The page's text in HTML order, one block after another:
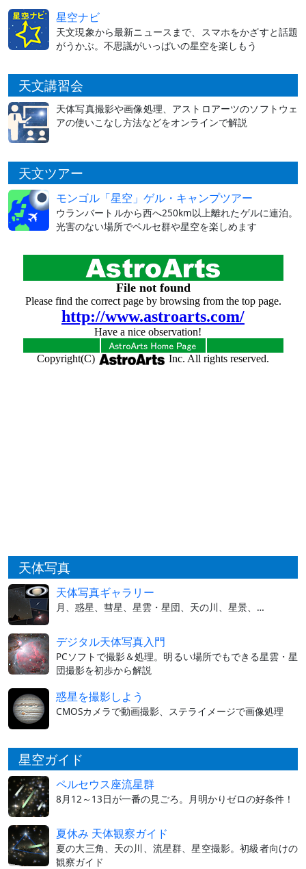
星空ナビ
天文現象から最新ニュースまで、スマホをかざすと話題
がうかぶ。不思議がいっぱいの星空を楽しもう
天文講習会
天体写真撮影や画像処理、アストロアーツのソフトウェ
アの使いこなし方法などをオンラインで解説
天文ツアー
モンゴル「星空」ゲル・キャンプツアー
ウランバートルから西へ250km以上離れたゲルに連泊。
光害のない場所でペルセ群や星空を楽しめます
天体写真
天体写真ギャラリー
月、惑星、彗星、星雲・星団、天の川、星景、…
デジタル天体写真入門
PCソフトで撮影＆処理。明るい場所でもできる星雲・星
団撮影を初歩から解説
惑星を撮影しよう
CMOSカメラで動画撮影、ステライメージで画像処理
星空ガイド
ペルセウス座流星群
8月12～13日が一番の見ごろ。月明かりゼロの好条件！
夏休み 天体観察ガイド
夏の大三角、天の川、流星群、星空撮影。初級者向けの
観察ガイド